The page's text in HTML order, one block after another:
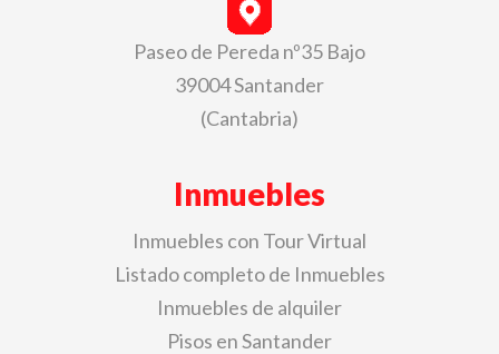
Paseo de Pereda nº35 Bajo
39004 Santander
(Cantabria)
Inmuebles
Inmuebles con Tour Virtual
Listado completo de Inmuebles
Inmuebles de alquiler
Pisos en Santander